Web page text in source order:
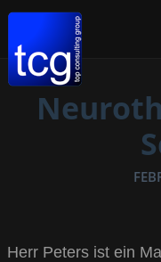
Neuroth
Herr Peters ist ein